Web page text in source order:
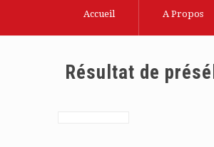
Accueil A Propos
Résultat de